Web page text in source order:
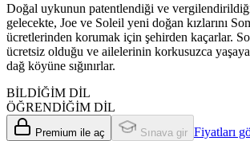
Doğal uykunun patentlendiği ve
gelecekte, Joe ve Soleil yeni doğan kızlarını
ücretlerinden korumak için şehirden kaçarlar.
ücretsiz olduğu ve ailelerinin korkusuzca
dağ köyüne sığınırlar.
BİLDİĞİM DİL
ÖĞRENDİĞİM DİL
Premium ile aç Sınava gir Fiyatları